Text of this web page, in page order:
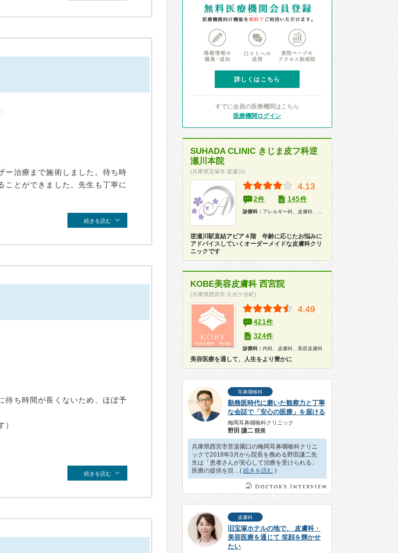
ー治療まで施術しました。待ち時
ことができました。先生も丁寧に
続きを読む
待ち時間が長くないため、ほぼ予
）
続きを読む
詳しくはこちら
すでに会員の医療機関はこちら
医療機関ログイン
SUHADA CLINIC きじま皮フ科逆
瀬川本院
(兵庫県宝塚市 逆瀬川)
4.13
2件 145件
診療科： アレルギー科、皮膚科、美容皮膚科
逆瀬川駅直結アピア４階 年齢に応じたお悩みに
アドバイスしていくオーダーメイドな皮膚科クリ
ニックです
KOBE美容皮膚科 西宮院
(兵庫県西宮市 久出ケ谷町)
4.49
421件
324件
診療科： 内科、皮膚科、美容皮膚科
美容医療を通して、人生をより豊かに
耳鼻咽喉科
勤務医時代に磨いた観察力と丁寧
な会話で「安心の医療」を届ける
梅岡耳鼻咽喉科クリニック
野田 謙二 院長
兵庫県西宮市苦楽園口の梅岡耳鼻咽喉科クリニ
ックで2018年3月から院長を務める野田謙二先
生は「患者さんが安心して治療を受けられる」
医療の提供を目…( 続きを読む )
皮膚科
旧宝塚ホテルの地で、 皮膚科・
美容医療を通じて 笑顔を輝かせ
たい